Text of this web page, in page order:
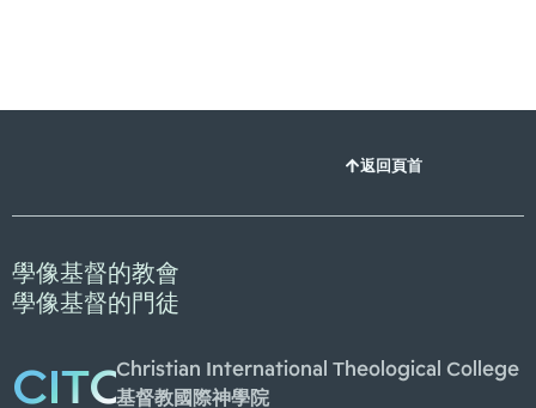
返回頁首
學像基督的教會
學像基督的門徒
CITCChristian International Theological College
基督教國際神學院